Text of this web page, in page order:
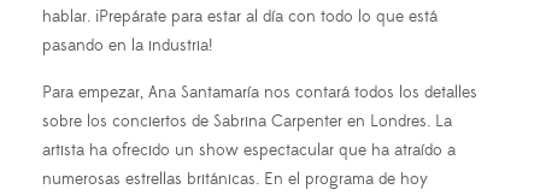
hablar. ¡Prepárate para estar al día con todo lo que está
pasando en la industria!
Para empezar, Ana Santamaría nos contará todos los detalles
sobre los conciertos de Sabrina Carpenter en Londres. La
artista ha ofrecido un show espectacular que ha atraído a
numerosas estrellas británicas. En el programa de hoy